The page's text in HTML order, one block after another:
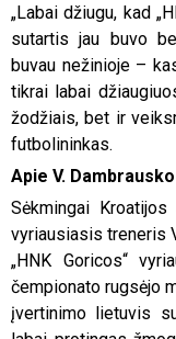
„Labai džiugu, kad
sutartis jau buvo
buvau nežinioje –
tikrai labai
žodžiais, bet ir
futbolininkas.
Apie V.
Sėkmingai
vyriausiasis treneris
„HNK Goricos“
čempionato rugsėjo
įvertinimo lietuvis